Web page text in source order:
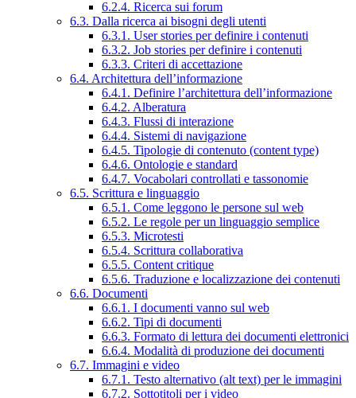
6.2.4. Ricerca sui forum
6.3. Dalla ricerca ai bisogni degli utenti
6.3.1. User stories per definire i contenuti
6.3.2. Job stories per definire i contenuti
6.3.3. Criteri di accettazione
6.4. Architettura dell’informazione
6.4.1. Definire l’architettura dell’informazione
6.4.2. Alberatura
6.4.3. Flussi di interazione
6.4.4. Sistemi di navigazione
6.4.5. Tipologie di contenuto (content type)
6.4.6. Ontologie e standard
6.4.7. Vocabolari controllati e tassonomie
6.5. Scrittura e linguaggio
6.5.1. Come leggono le persone sul web
6.5.2. Le regole per un linguaggio semplice
6.5.3. Microtesti
6.5.4. Scrittura collaborativa
6.5.5. Content critique
6.5.6. Traduzione e localizzazione dei contenuti
6.6. Documenti
6.6.1. I documenti vanno sul web
6.6.2. Tipi di documenti
6.6.3. Formato di lettura dei documenti elettronici
6.6.4. Modalità di produzione dei documenti
6.7. Immagini e video
6.7.1. Testo alternativo (alt text) per le immagini
6.7.2. Sottotitoli per i video